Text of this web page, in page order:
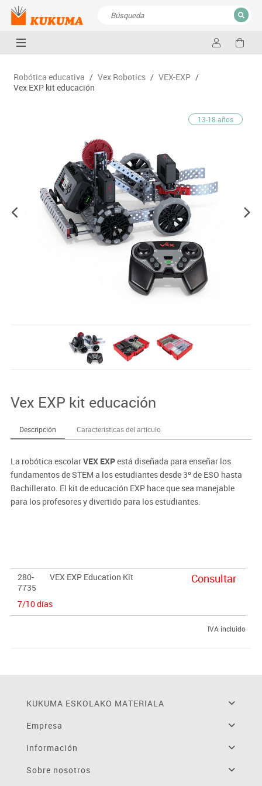
CERRAR
Robótica educativa / Vex Robotics / VEX-EXP /
Vex EXP kit educación
13-18 años
Vex EXP kit educación
Descripción Características del artículo
La robótica escolarVEX EXPestá diseñada para enseñar los
fundamentos de STEM a los estudiantes desde 3º de ESO hasta
Bachillerato. El kit de educación EXP hace que sea manejable
para los profesores y divertido para los estudiantes.
Windows y Mac.
Nuestra página de recursos para docentes se denomina STEM
280-
7735
VEX EXP Education Kit
7/10 días
Consultar
IVA incluido
KUKUMA ESKOLAKO MATERIALA
Empresa
Información
Sobre nosotros